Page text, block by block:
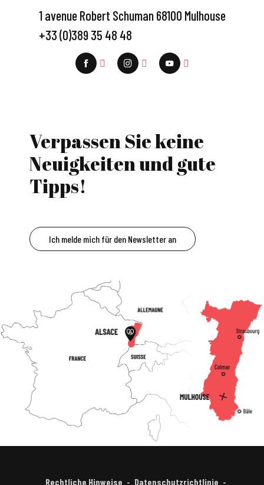
1 avenue Robert Schuman 68100 Mulhouse
+33 (0)389 35 48 48
Verpassen Sie keine
Neuigkeiten und gute
Tipps!
Ich melde mich für den Newsletter an
Rechtliche Hinweise Datenschutzrichtlinie